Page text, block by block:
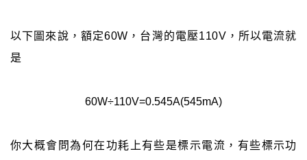
以下圖來說，額定60W，台灣的電壓110V，所以電流就
是
60W÷110V=0.545A(545mA)
你大概會問為何在功耗上有些是標示電流，有些標示功